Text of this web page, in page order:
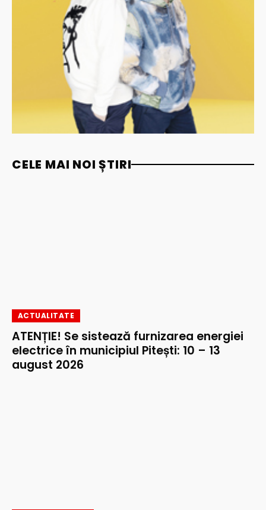
CELE MAI NOI ȘTIRI
ACTUALITATE
ATENȚIE! Se sistează furnizarea energiei
electrice în municipiul Pitești: 10 – 13
august 2026